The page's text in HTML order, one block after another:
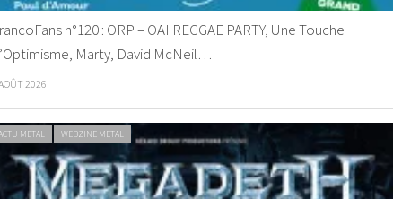
n°120 : ORP – OAI REGGAE PARTY, Une Touche
Marty, David McNeil…
2026
METAL WEBZINE METAL